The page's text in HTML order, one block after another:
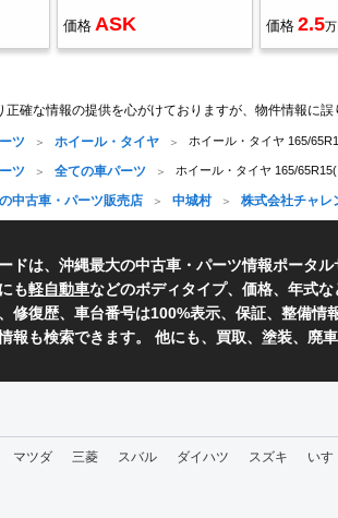
価格 ASK 価格 2.5
正確な情報の提供を心がけておりますが、物件情報に誤
ツ ホイール・タイヤ ホイール・タイヤ 165/
ツ 全ての車パーツ ホイール・タイヤ 165/65R15(
中古車・パーツ販売店 中城村 株式会社チャレ
ドは、沖縄最大の中古車・パーツ情報ポータル
も軽自動車などのボディタイプ、価格、年式な
修復歴、車台番号は100%表示、保証、整備情
報も検索できます。 他にも、買取、塗装、廃
マツダ 三菱 スバル ダイハツ スズキ いすゞ